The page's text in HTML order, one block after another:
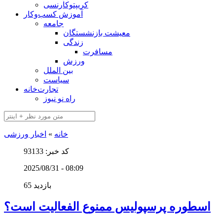
کریپتوکارنسی
آموزش کسب‌وکار
جامعه
معیشت بازنشستگان
زندگی
مسافرت
ورزش
بین الملل
سیاست
تجارت‌خانه
راه نو نیوز
خانه » اخبار ورزشی
کد خبر: 93133
2025/08/31 - 08:09
65 بازدید
اسطوره پرسپولیس ممنوع الفعالیت است؟